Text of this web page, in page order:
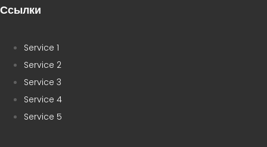
Ссылки
Service 1
Service 2
Service 3
Service 4
Service 5